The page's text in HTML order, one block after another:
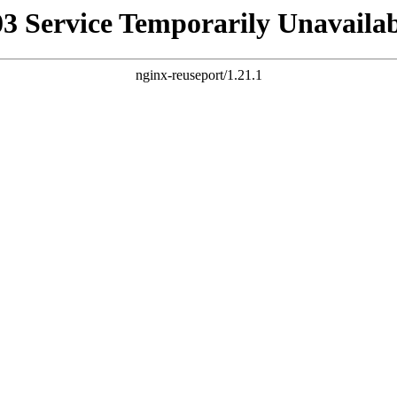
Service Temporarily
nginx-reuseport/1.21.1